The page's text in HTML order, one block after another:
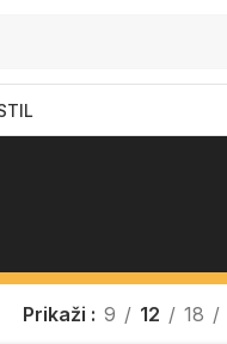
Prikaži 9 12 18